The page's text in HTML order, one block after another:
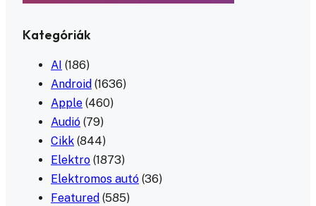
Kategóriák
AI (186)
Android (1636)
Apple (460)
Audió (79)
Cikk (844)
Elektro (1873)
Elektromos autó (36)
Featured (585)